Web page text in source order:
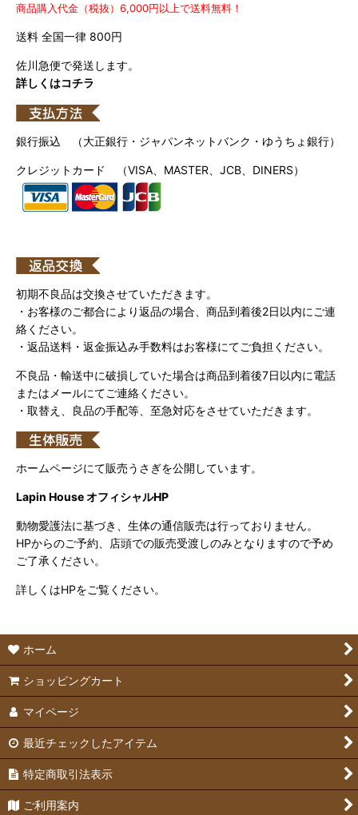
商品購入代金（税抜）6,000円以上で送料無料！
送料 全国一律 800円
佐川急便で発送します。
詳しくはコチラ
銀行振込 （大正銀行・ジャパンネットバンク・ゆうちょ銀行）
クレジットカード （VISA、MASTER、JCB、DINERS）
初期不良品は交換させていただきます。
・お客様のご都合により返品の場合、商品到着後2日以内にご連
絡ください。
・返品送料・返金振込み手数料はお客様にてご負担ください。
不良品・輸送中に破損していた場合は商品到着後7日以内に電話
またはメールにてご連絡ください。
・取替え、良品の手配等、至急対応をさせていただきます。
ホームページにて販売うさぎを公開しています。
Lapin House オフィシャルHP
動物愛護法に基づき、生体の通信販売は行っておりません。
HPからのご予約、店頭での販売受渡しのみとなりますので予め
ご了承ください。
詳しくはHPをご覧ください。
ホーム
ショッピングカート
マイページ
最近チェックしたアイテム
特定商取引法表示
ご利用案内